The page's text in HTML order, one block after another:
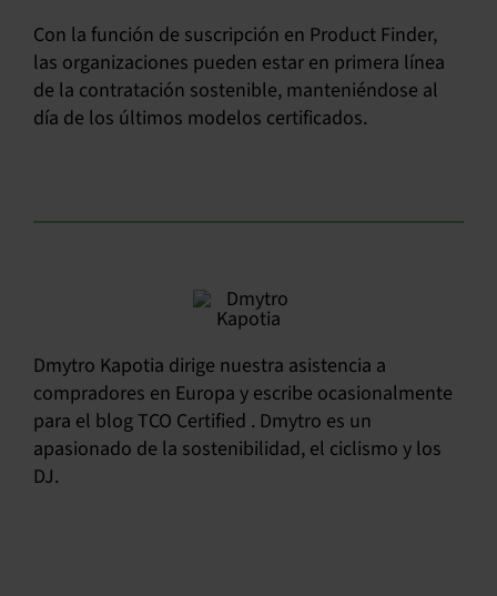
Con la función de suscripción en Product Finder,
las organizaciones pueden estar en primera línea
de la contratación sostenible, manteniéndose al
día de los últimos modelos certificados.
Dmytro Kapotia dirige nuestra asistencia a
compradores en Europa y escribe ocasionalmente
para el blog TCO Certified . Dmytro es un
apasionado de la sostenibilidad, el ciclismo y los
DJ.